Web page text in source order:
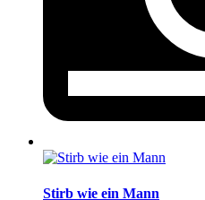
Stirb wie ein Mann